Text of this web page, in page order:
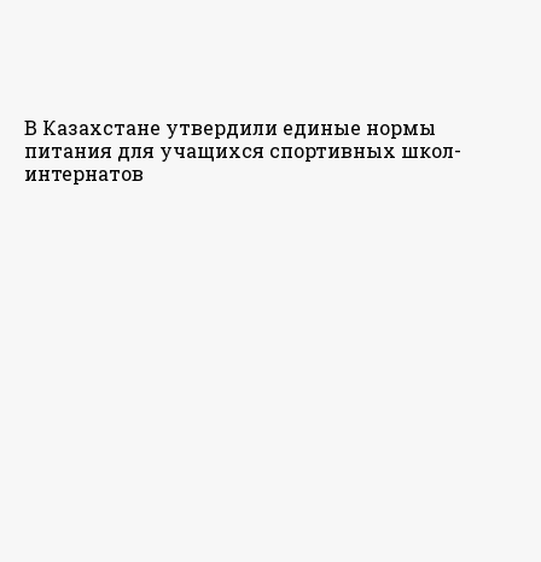
В Казахстане утвердили единые нормы
питания для учащихся спортивных школ-
интернатов